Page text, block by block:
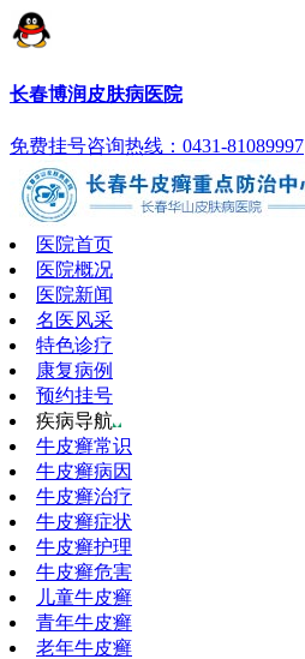
长春博润皮肤病医院
免费挂号咨询热线：0431-81089997
医院首页
医院概况
医院新闻
名医风采
特色诊疗
康复病例
预约挂号
疾病导航
牛皮癣常识
牛皮癣病因
牛皮癣治疗
牛皮癣症状
牛皮癣护理
牛皮癣危害
儿童牛皮癣
青年牛皮癣
老年牛皮癣